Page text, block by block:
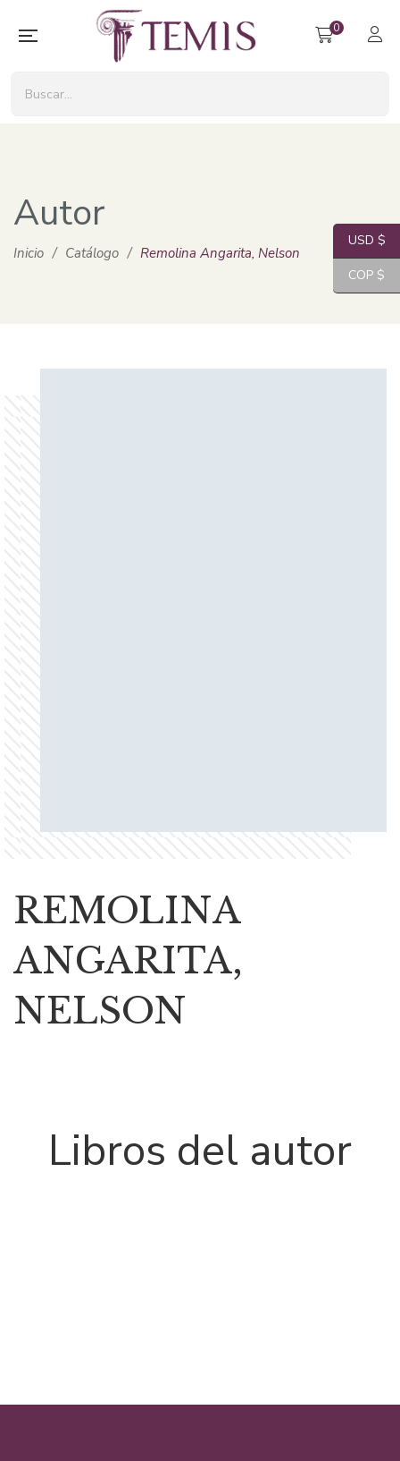
0
Autor
Inicio / Catálogo / Remolina Angarita, Nelson
REMOLINA
ANGARITA,
NELSON
Libros del autor
$31,85.$23,89.
USD $
COP $